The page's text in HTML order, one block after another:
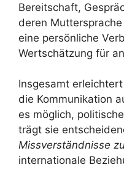
Bereitschaft,
deren
eine persönliche
Wertschätzung für
Insgesamt
die Kommunikation
es möglich,
trägt sie
Missverständnisse
internationale